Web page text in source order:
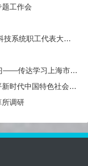
工作会
工代表大会优秀代表
导干部学习贯彻党的十九届六中全会精神专题研讨班开班式上发表的重要讲话
育中心组学习会暨第九期读书班活动
所调研